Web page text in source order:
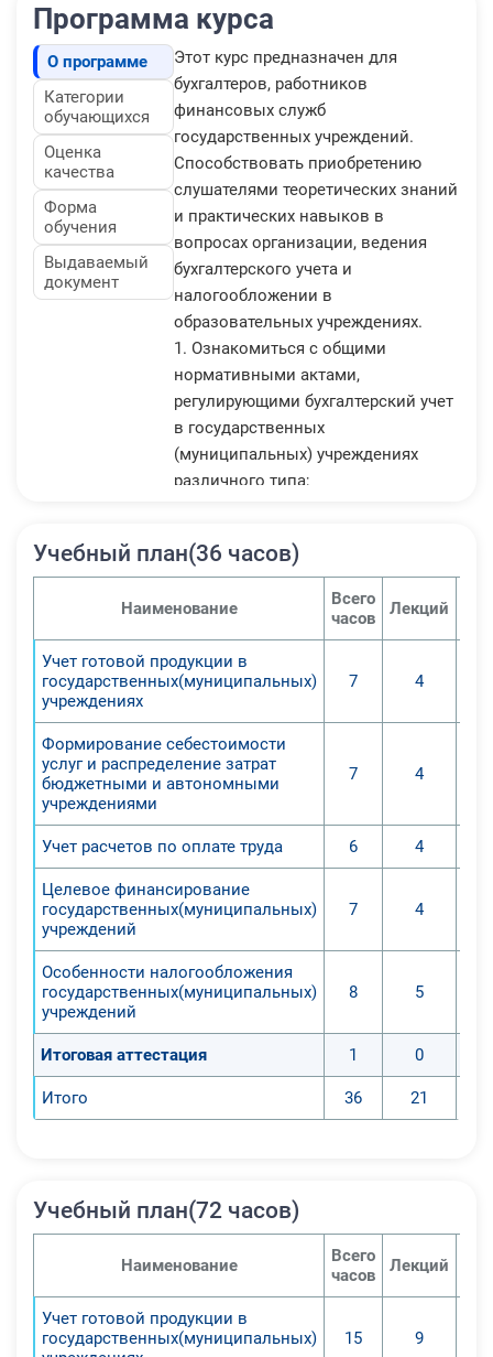
Программа курса
О программе
Категории
обучающихся
Оценка
качества
Форма
обучения
Выдаваемый
документ
Этот курс предназначен для
бухгалтеров, работников
финансовых служб
государственных учреждений.
Способствовать приобретению
слушателями теоретических знаний
и практических навыков в
вопросах организации, ведения
бухгалтерского учета и
налогообложении в
образовательных учреждениях.
1. Ознакомиться с общими
нормативными актами,
регулирующими бухгалтерский учет
в государственных
(муниципальных) учреждениях
различного типа;
бюджетного учета в соответствии с
регламентирующими его ведение в
государственных учреждениях;
3. Обучить навыкам учета операций
в рамках бюджетных смет и
операций со средствами,
полученными от приносящей доход
деятельности;
знание теоретических основ
бухгалтерского учета в бюджетных
основе нормативных документов,
5. Обучить навыкам учета
бюджетных субсидий на
заданий и операций со средствами,
полученными от приносящей доход
6. Раскрыть специфику
будущего специалиста за
правильность и своевременность
ведения учета и составления
отчетности.
По окончании удаленного курса
Учебный план(36 часов)
Наименование
Всего
часов
Лекций
Учет готовой продукции в
государственных(муниципальных)
учреждениях
7 4
Формирование себестоимости
услуг и распределение затрат
бюджетными и автономными
учреждениями
7 4
Учет расчетов по оплате труда 6 4
Целевое финансирование
государственных(муниципальных)
учреждений
7 4
Особенности налогообложения
государственных(муниципальных)
учреждений
8 5
Итоговая аттестация 1 0
Итого 36 21
Учебный план(72 часов)
Наименование
Всего
часов
Лекций
Учет готовой продукции в
государственных(муниципальных)
15 9